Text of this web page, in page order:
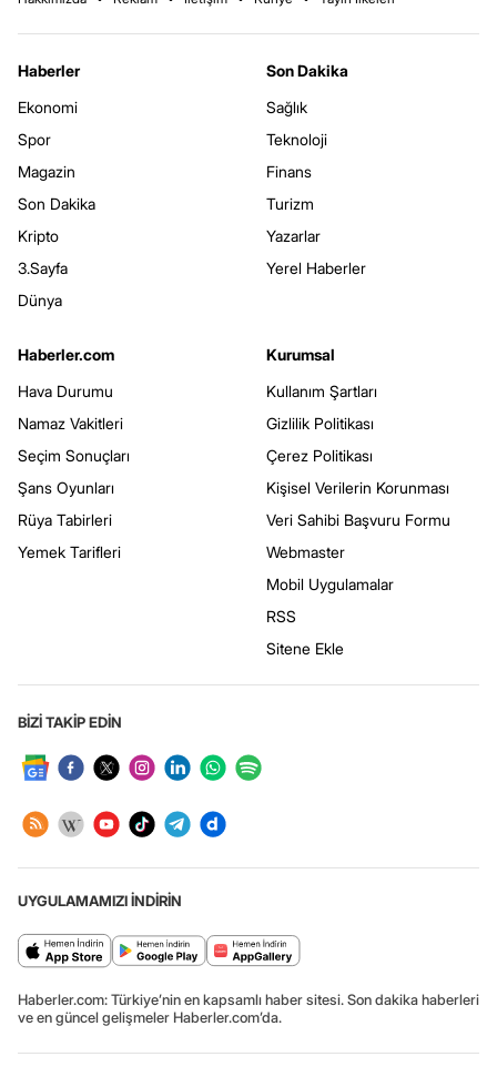
Haberler
Ekonomi
Spor
Magazin
Son Dakika
Kripto
3.Sayfa
Dünya
Son Dakika
Sağlık
Teknoloji
Finans
Turizm
Yazarlar
Yerel Haberler
Haberler.com
Hava Durumu
Namaz Vakitleri
Seçim Sonuçları
Şans Oyunları
Rüya Tabirleri
Yemek Tarifleri
Kurumsal
Kullanım Şartları
Gizlilik Politikası
Çerez Politikası
Kişisel Verilerin Korunması
Veri Sahibi Başvuru Formu
Webmaster
Mobil Uygulamalar
RSS
Sitene Ekle
BİZİ TAKİP EDİN
UYGULAMAMIZI İNDİRİN
Haberler.com: Türkiye’nin en kapsamlı haber sitesi. Son dakika haberleri
ve en güncel gelişmeler Haberler.com’da.